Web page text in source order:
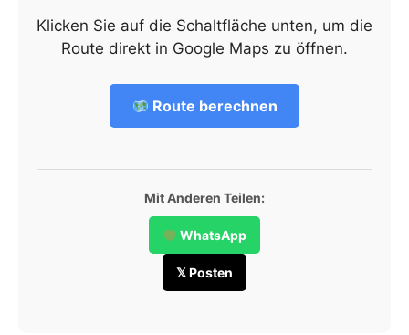
Klicken Sie auf die Schaltfläche unten, um die
Route direkt in Google Maps zu öffnen.
Route berechnen
Mit Anderen Teilen:
WhatsApp
𝕏 Posten